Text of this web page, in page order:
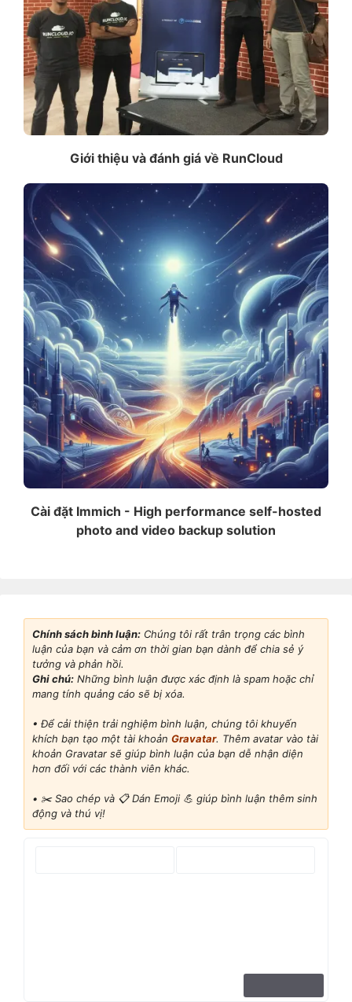
Giới thiệu và đánh giá về RunCloud
Cài đặt Immich - High performance self-hosted
photo and video backup solution
Chính sách bình luận: Chúng tôi rất trân trọng các bình
luận của bạn và cảm ơn thời gian bạn dành để chia sẻ ý
tưởng và phản hồi.
Ghi chú: Những bình luận được xác định là spam hoặc chỉ
mang tính quảng cáo sẽ bị xóa.
• Để cải thiện trải nghiệm bình luận, chúng tôi khuyến
khích bạn tạo một tài khoản Gravatar. Thêm avatar vào tài
khoản Gravatar sẽ giúp bình luận của bạn dễ nhận diện
hơn đối với các thành viên khác.
• ✂️ Sao chép và 📋 Dán Emoji 💪 giúp bình luận thêm sinh
động và thú vị!